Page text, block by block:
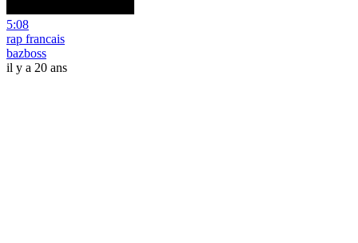
5:08
rap francais
bazboss
il y a 20 ans